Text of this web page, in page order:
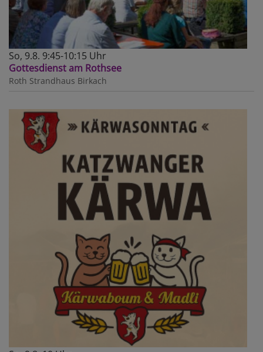
So, 9.8. 9:45-10:15 Uhr
Gottesdienst am Rothsee
Roth Strandhaus Birkach